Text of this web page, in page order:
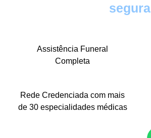
Assistência Funeral
Completa
Rede Credenciada com mais
de 30 especialidades médicas